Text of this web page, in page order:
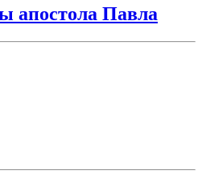
апостола Павла